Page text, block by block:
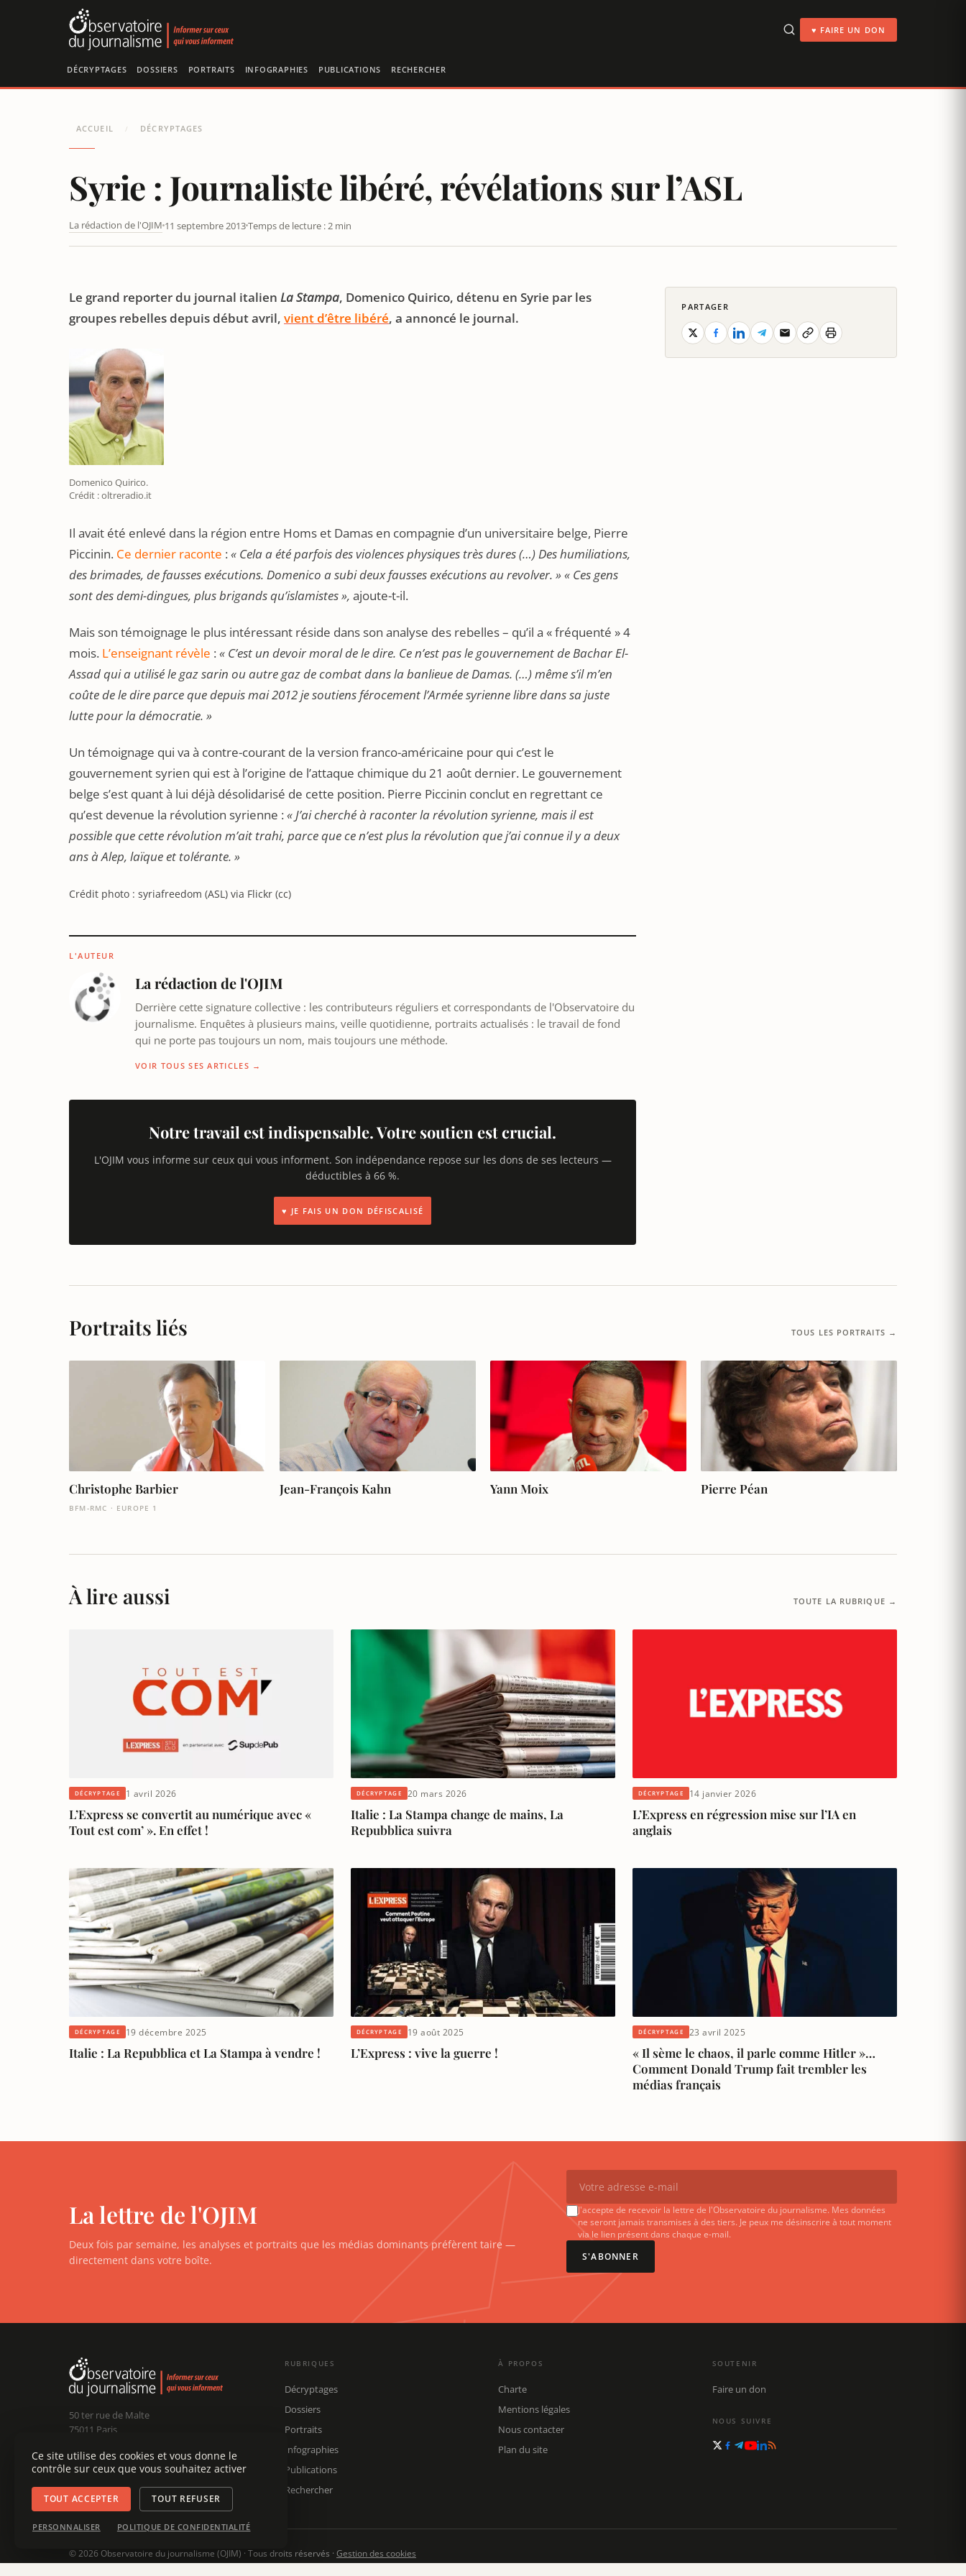
♥ FAIRE UN DON
DÉCRYPTAGES DOSSIERS PORTRAITS INFOGRAPHIES PUBLICATIONS RECHERCHER
ACCUEIL / DÉCRYPTAGES
Syrie : Journaliste libéré, révélations sur l’ASL
La rédaction de l'OJIM 11 septembre 2013Temps de lecture : 2 min
SYRIE : JOURNALISTE LIBÉRÉ ET RÉVÉLATIONS SUR LES REBELLES
Le grand reporter du journal italien La Stampa, Domenico Quirico, détenu en Syrie par les
groupes rebelles depuis début avril, vient d’être libéré, a annoncé le journal.
Domenico Quirico.
Crédit : oltreradio.it
Il avait été enlevé dans la région entre Homs et Damas en compagnie d’un universitaire belge, Pierre
Piccinin. Ce dernier raconte :« Cela a été parfois des violences physiques très dures (…) Des humiliations,
des brimades, de fausses exécutions. Domenico a subi deux fausses exécutions au revolver. » « Ces gens
sont des demi-dingues, plus brigands qu’islamistes », ajoute-t-il.
Mais son témoignage le plus intéressant réside dans son analyse des rebelles – qu’il a « fréquenté » 4
mois. L’enseignant révèle :« C’est un devoir moral de le dire. Ce n’est pas le gouvernement de Bachar El-
Assad qui a utilisé le gaz sarin ou autre gaz de combat dans la banlieue de Damas. (…) même s’il m’en
coûte de le dire parce que depuis mai 2012 je soutiens férocement l’Armée syrienne libre dans sa juste
lutte pour la démocratie. »
Un témoignage qui va à contre-courant de la version franco-américaine pour qui c’est le
gouvernement syrien qui est à l’origine de l’attaque chimique du 21 août dernier. Le gouvernement
belge s’est quant à lui déjà désolidarisé de cette position. Pierre Piccinin conclut en regrettant ce
qu’est devenue la révolution syrienne :« J’ai cherché à raconter la révolution syrienne, mais il est
possible que cette révolution m’ait trahi, parce que ce n’est plus la révolution que j’ai connue il y a deux
ans à Alep, laïque et tolérante. »
Crédit photo : syriafreedom (ASL) via Flickr (cc)
L'AUTEUR
La rédaction de l'OJIM
Derrière cette signature collective : les contributeurs réguliers et correspondants de l'Observatoire du
journalisme. Enquêtes à plusieurs mains, veille quotidienne, portraits actualisés : le travail de fond
qui ne porte pas toujours un nom, mais toujours une méthode.
VOIR TOUS SES ARTICLES →
Notre travail est indispensable. Votre soutien est crucial.
L'OJIM vous informe sur ceux qui vous informent. Son indépendance repose sur les dons de ses lecteurs —
déductibles à 66 %.
♥ JE FAIS UN DON DÉFISCALISÉ
PARTAGER
Portraits liés TOUS LES PORTRAITS →
Christophe Barbier
BFM-RMC · EUROPE 1
Jean-François Kahn Yann Moix Pierre Péan
À lire aussi TOUTE LA RUBRIQUE →
DÉCRYPTAGE 1 avril 2026
L’Express se convertit au numérique avec «
Tout est com’ ». En effet !
DÉCRYPTAGE 20 mars 2026
Italie : La Stampa change de mains, La
Repubblica suivra
DÉCRYPTAGE 14 janvier 2026
L’Express en régression mise sur l’IA en
anglais
DÉCRYPTAGE 19 décembre 2025
Italie : La Repubblica et La Stampa à vendre !
DÉCRYPTAGE 19 août 2025
L’Express : vive la guerre !
DÉCRYPTAGE 23 avril 2025
« Il sème le chaos, il parle comme Hitler »…
Comment Donald Trump fait trembler les
médias français
La lettre de l'OJIM
Deux fois par semaine, les analyses et portraits que les médias dominants préfèrent taire —
directement dans votre boîte.
J'accepte de recevoir la lettre de l'Observatoire du journalisme. Mes données
ne seront jamais transmises à des tiers. Je peux me désinscrire à tout moment
via le lien présent dans chaque e-mail.
S'ABONNER
50 ter rue de Malte
75011 Paris
Président :Claude Chollet
Dir. rédaction :Édouard Chanot
Nous écrire : contact@ojim.fr
RUBRIQUES
Décryptages
Dossiers
Portraits
Infographies
Publications
Rechercher
À PROPOS
Charte
Mentions légales
Nous contacter
Plan du site
SOUTENIR
Faire un don
NOUS SUIVRE
© 2026 Observatoire du journalisme (OJIM) · Tous droits réservés · Gestion des cookies
Panneau de gestion des cookies
Ce site utilise des cookies et vous donne le
contrôle sur ceux que vous souhaitez activer
TOUT ACCEPTER TOUT REFUSER
PERSONNALISER POLITIQUE DE CONFIDENTIALITÉ